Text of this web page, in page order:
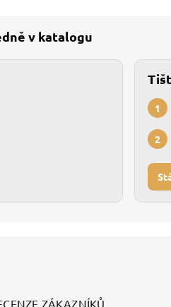
v katalogu
1
2
ZÁKAZNÍKŮ